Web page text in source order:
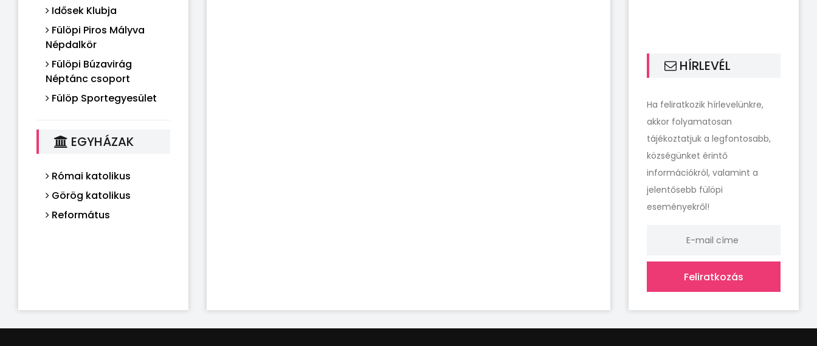
Idősek Klubja
Fülöpi Piros Mályva
Népdalkör
Fülöpi Búzavirág
Néptánc csoport
Fülöp Sportegyesület
EGYHÁZAK
Római katolikus
Görög katolikus
Református
HÍRLEVÉL
Ha feliratkozik hírlevelünkre,
akkor folyamatosan
tájékoztatjuk a legfontosabb,
községünket érintő
információkról, valamint a
jelentősebb fülöpi
eseményekről!
Feliratkozás